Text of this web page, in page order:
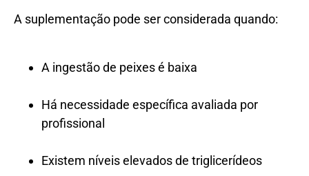
A suplementação pode ser considerada quando:
A ingestão de peixes é baixa
Há necessidade específica avaliada por
profissional
Existem níveis elevados de triglicerídeos